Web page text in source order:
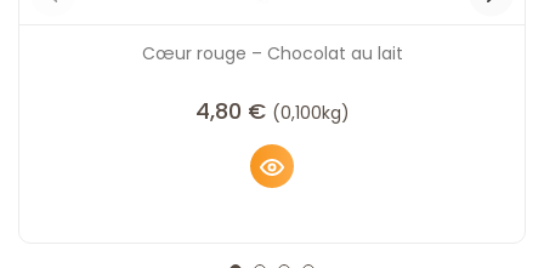
Cœur rouge – Chocolat au lait
4,80 € (0,100kg)